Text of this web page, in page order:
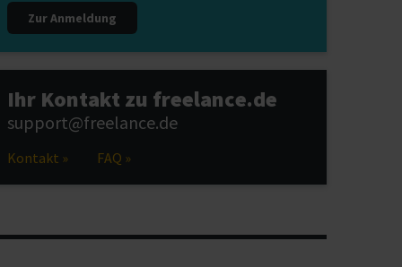
Zur Anmeldung
Ihr Kontakt zu freelance.de
support@freelance.de
Kontakt » FAQ »